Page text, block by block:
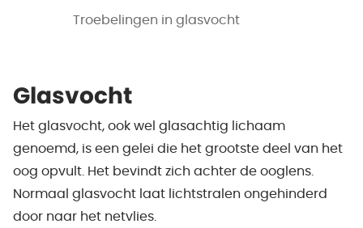
Troebelingen in glasvocht
Glasvocht
Het glasvocht, ook wel glasachtig lichaam
genoemd, is een gelei die het grootste deel van het
oog opvult. Het bevindt zich achter de ooglens.
Normaal glasvocht laat lichtstralen ongehinderd
door naar het netvlies.